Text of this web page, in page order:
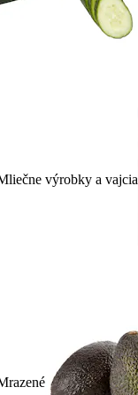
výrobky a vajcia